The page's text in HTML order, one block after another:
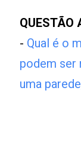
QUESTÃO
- Qual é o
podem ser
uma